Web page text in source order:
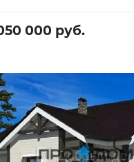
000 руб.